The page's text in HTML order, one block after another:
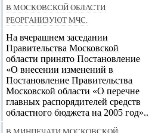
В Московской области
реорганизуют МЧС.
На вчерашнем заседании
Правительства Московской
области принято Постановление
«О внесении изменений в
Постановление Правительства
Московской области «О перечне
главных распорядителей средств
областного бюджета на 2005 год»..
В Минпечати Московской